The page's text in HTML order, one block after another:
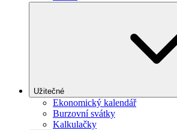
Užitečné
Ekonomický kalendář
Burzovní svátky
Kalkulačky